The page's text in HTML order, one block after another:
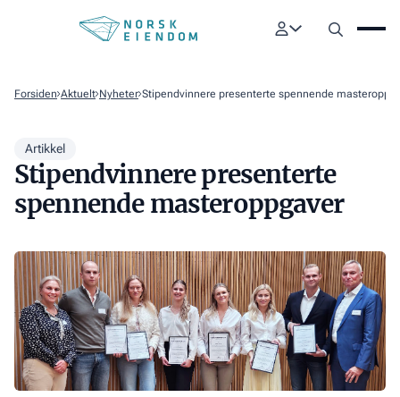
Forsiden Aktuelt Nyheter Stipendvinnere presenterte spennende
Artikkel
Stipendvinnere presenterte
spennende masteroppgaver